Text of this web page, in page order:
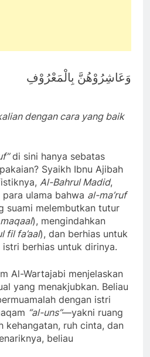
وَعَاشِرُوْهُنَّ بِالْمَعْرُوْفِ
dengan cara yang baik
di sini hanya sebatas
Syaikh Ibnu Ajibah
Al-Bahrul Madid,
ulama bahwa al-ma’ruf
suami melembutkan tutur
), mengindahkan
fil fa’aal), dan berhias untuk
berhias untuk dirinya.
Al-Wartajabi menjelaskan
yang menakjubkan. Beliau
dengan istri
“al-uns”—yakni ruang
kehangatan, ruh cinta, dan
beliau